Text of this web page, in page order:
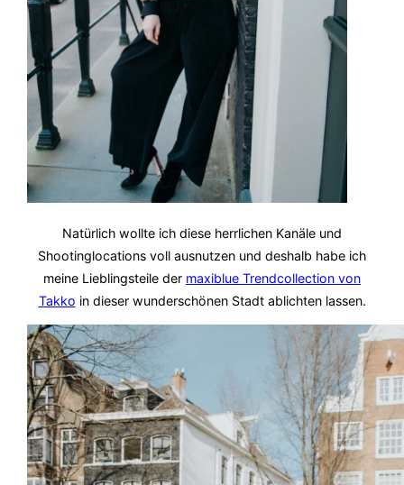
Natürlich wollte ich diese herrlichen Kanäle und
Shootinglocations voll ausnutzen und deshalb habe ich
meine Lieblingsteile der maxiblue Trendcollection von
Takko in dieser wunderschönen Stadt ablichten lassen.